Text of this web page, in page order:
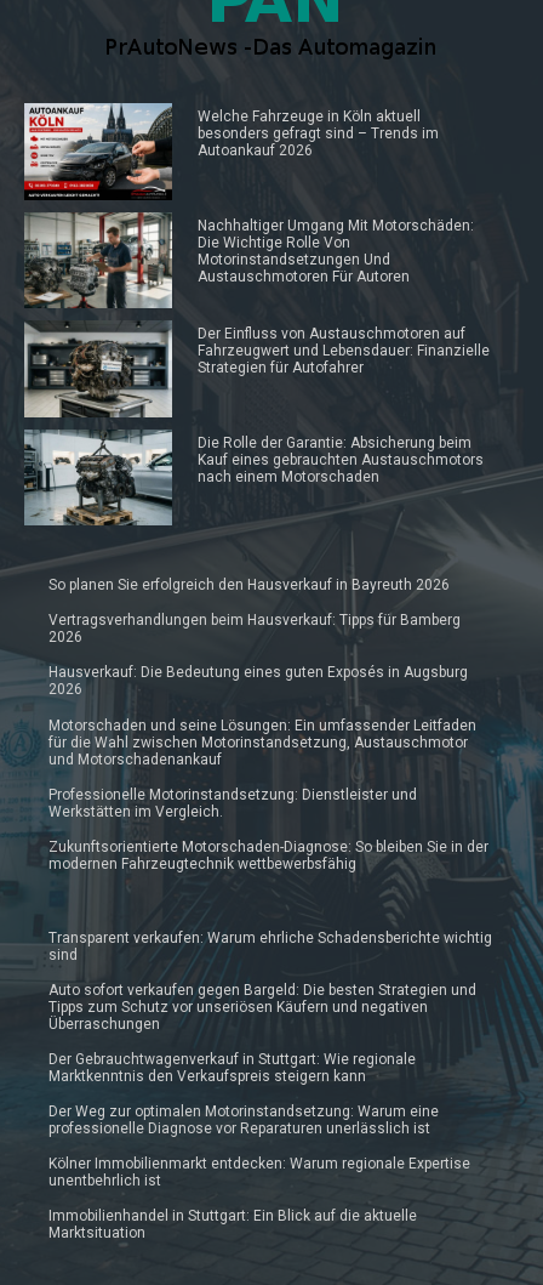
Welche Fahrzeuge in Köln aktuell
besonders gefragt sind – Trends im
Autoankauf 2026
Nachhaltiger Umgang Mit Motorschäden:
Die Wichtige Rolle Von
Motorinstandsetzungen Und
Austauschmotoren Für Autoren
Der Einfluss von Austauschmotoren auf
Fahrzeugwert und Lebensdauer: Finanzielle
Strategien für Autofahrer
Die Rolle der Garantie: Absicherung beim
Kauf eines gebrauchten Austauschmotors
nach einem Motorschaden
So planen Sie erfolgreich den Hausverkauf in Bayreuth 2026
Vertragsverhandlungen beim Hausverkauf: Tipps für Bamberg
2026
Hausverkauf: Die Bedeutung eines guten Exposés in Augsburg
2026
Motorschaden und seine Lösungen: Ein umfassender Leitfaden
für die Wahl zwischen Motorinstandsetzung, Austauschmotor
und Motorschadenankauf
Professionelle Motorinstandsetzung: Dienstleister und
Werkstätten im Vergleich.
Zukunftsorientierte Motorschaden-Diagnose: So bleiben Sie in der
modernen Fahrzeugtechnik wettbewerbsfähig
Transparent verkaufen: Warum ehrliche Schadensberichte wichtig
sind
Auto sofort verkaufen gegen Bargeld: Die besten Strategien und
Tipps zum Schutz vor unseriösen Käufern und negativen
Überraschungen
Der Gebrauchtwagenverkauf in Stuttgart: Wie regionale
Marktkenntnis den Verkaufspreis steigern kann
Der Weg zur optimalen Motorinstandsetzung: Warum eine
professionelle Diagnose vor Reparaturen unerlässlich ist
Kölner Immobilienmarkt entdecken: Warum regionale Expertise
unentbehrlich ist
Immobilienhandel in Stuttgart: Ein Blick auf die aktuelle
Marktsituation